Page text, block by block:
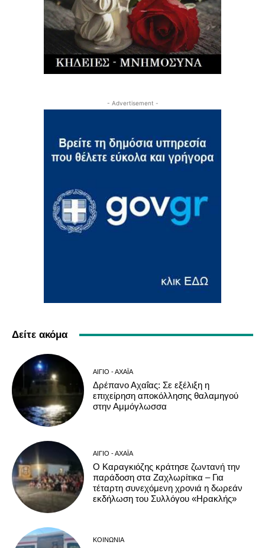
- Advertisement -
Δείτε ακόμα
ΑΊΓΙΟ - ΑΧΑΪ́Α
Δρέπανο Αχαΐας: Σε εξέλιξη η
επιχείρηση αποκόλλησης θαλαμηγού
στην Αμμόγλωσσα
ΑΊΓΙΟ - ΑΧΑΪ́Α
Ο Καραγκιόζης κράτησε ζωντανή την
παράδοση στα Ζαχλωρίτικα – Για
τέταρτη συνεχόμενη χρονιά η δωρεάν
εκδήλωση του Συλλόγου «Ηρακλής»
ΚΟΙΝΩΝΊΑ